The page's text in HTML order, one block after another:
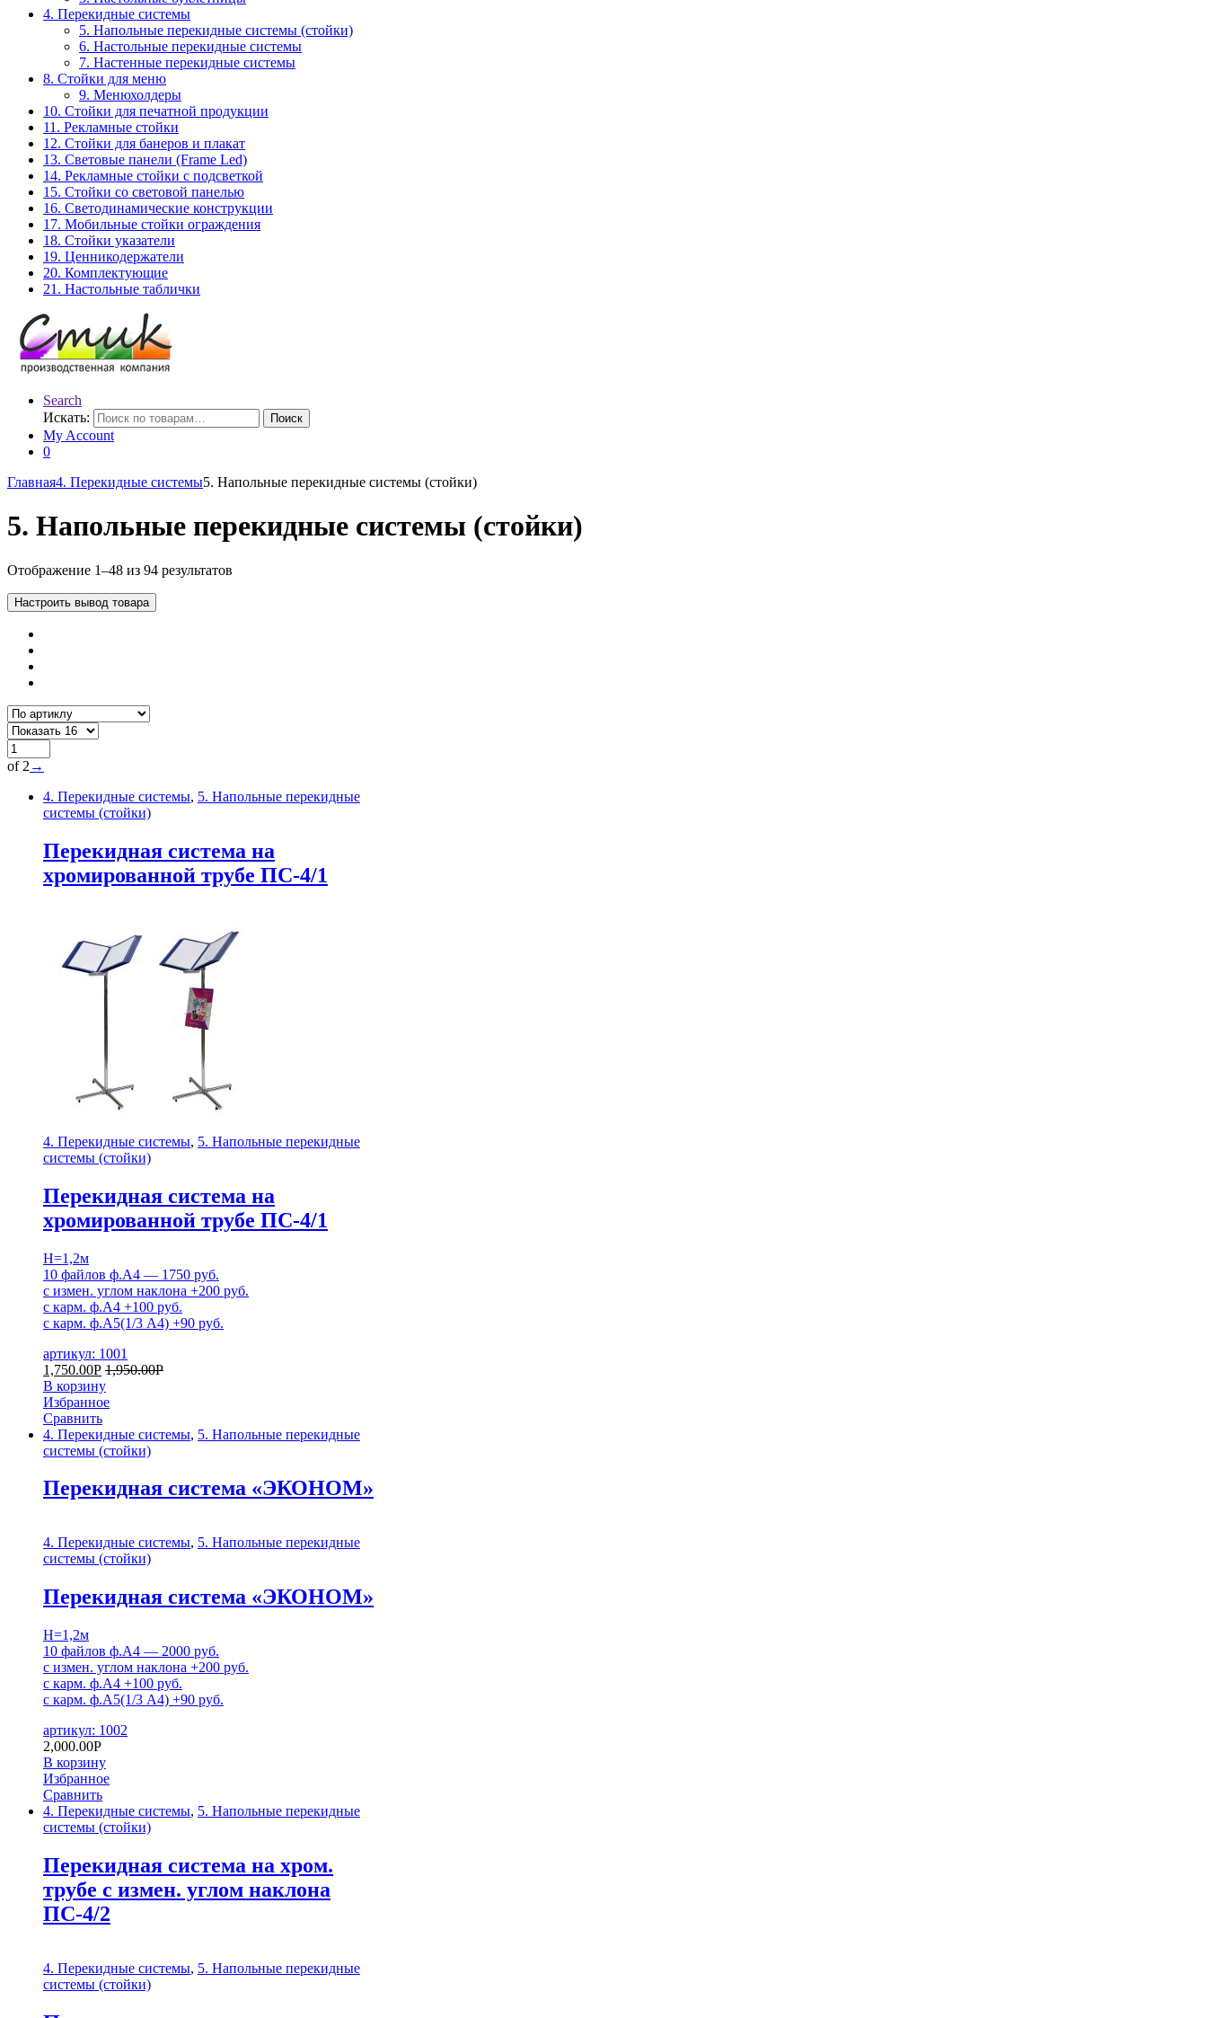
4. Перекидные системы
5. Напольные перекидные системы (стойки)
6. Настольные перекидные системы
7. Настенные перекидные системы
8. Стойки для меню
9. Менюхолдеры
10. Стойки для печатной продукции
11. Рекламные стойки
12. Стойки для банеров и плакат
13. Световые панели (Frame Led)
14. Рекламные стойки с подсветкой
15. Стойки со световой панелью
16. Светодинамические конструкции
17. Мобильные стойки ограждения
18. Стойки указатели
19. Ценникодержатели
20. Комплектующие
21. Настольные таблички
Search
Искать:
Поиск
My Account
0
Главная4. Перекидные системы5. Напольные перекидные системы (стойки)
5. Напольные перекидные системы (стойки)
Отображение 1–48 из 94 результатов
Настроить вывод товара
of 2 →
4. Перекидные системы, 5. Напольные перекидные
системы (стойки)
Перекидная система на
хромированной трубе ПС-4/1
4. Перекидные системы, 5. Напольные перекидные
системы (стойки)
Перекидная система на
хромированной трубе ПС-4/1
H=1,2м
10 файлов ф.А4 — 1750 руб.
c измен. углом наклона +200 руб.
с карм. ф.А4 +100 руб.
с карм. ф.А5(1/3 А4) +90 руб.
артикул: 1001
1,750.00Р 1,950.00Р
В корзину
Избранное
Сравнить
4. Перекидные системы, 5. Напольные перекидные
системы (стойки)
Перекидная система «ЭКОНОМ»
4. Перекидные системы, 5. Напольные перекидные
системы (стойки)
Перекидная система «ЭКОНОМ»
H=1,2м
10 файлов ф.А4 — 2000 руб.
c измен. углом наклона +200 руб.
с карм. ф.А4 +100 руб.
с карм. ф.А5(1/3 А4) +90 руб.
артикул: 1002
2,000.00Р
В корзину
Избранное
Сравнить
4. Перекидные системы, 5. Напольные перекидные
системы (стойки)
Перекидная система на хром.
трубе с измен. углом наклона
ПС-4/2
4. Перекидные системы, 5. Напольные перекидные
системы (стойки)